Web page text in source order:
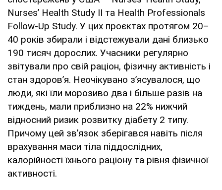
Nurses’ Health Study II та Health Professionals
Follow-Up Study. У цих проєктах протягом 20–
40 років збирали і відстежували дані близько
190 тисяч дорослих. Учасники регулярно
звітували про свій раціон, фізичну активність і
стан здоров’я. Неочікувано з’ясувалося, що
люди, які їли морозиво два і більше разів на
тиждень, мали приблизно на 22% нижчий
відносний ризик розвитку діабету 2 типу.
Причому цей зв’язок зберігався навіть після
врахування маси тіла піддослідних,
калорійності їхнього раціону та рівня фізичної
активності.